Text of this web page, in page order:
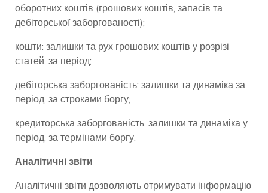
оборотних коштів (грошових коштів, запасів та
дебіторської заборгованості);
кошти: залишки та рух грошових коштів у розрізі
статей, за період;
дебіторська заборгованість: залишки та динаміка за
період, за строками боргу;
кредиторська заборгованість: залишки та динаміка у
період, за термінами боргу.
Аналітичні звіти
Аналітичні звіти дозволяють отримувати інформацію